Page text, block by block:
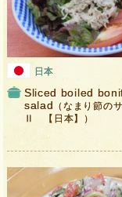
日本
Sliced ​​boiled
salad （なまり節の
Ⅱ 【日本】）